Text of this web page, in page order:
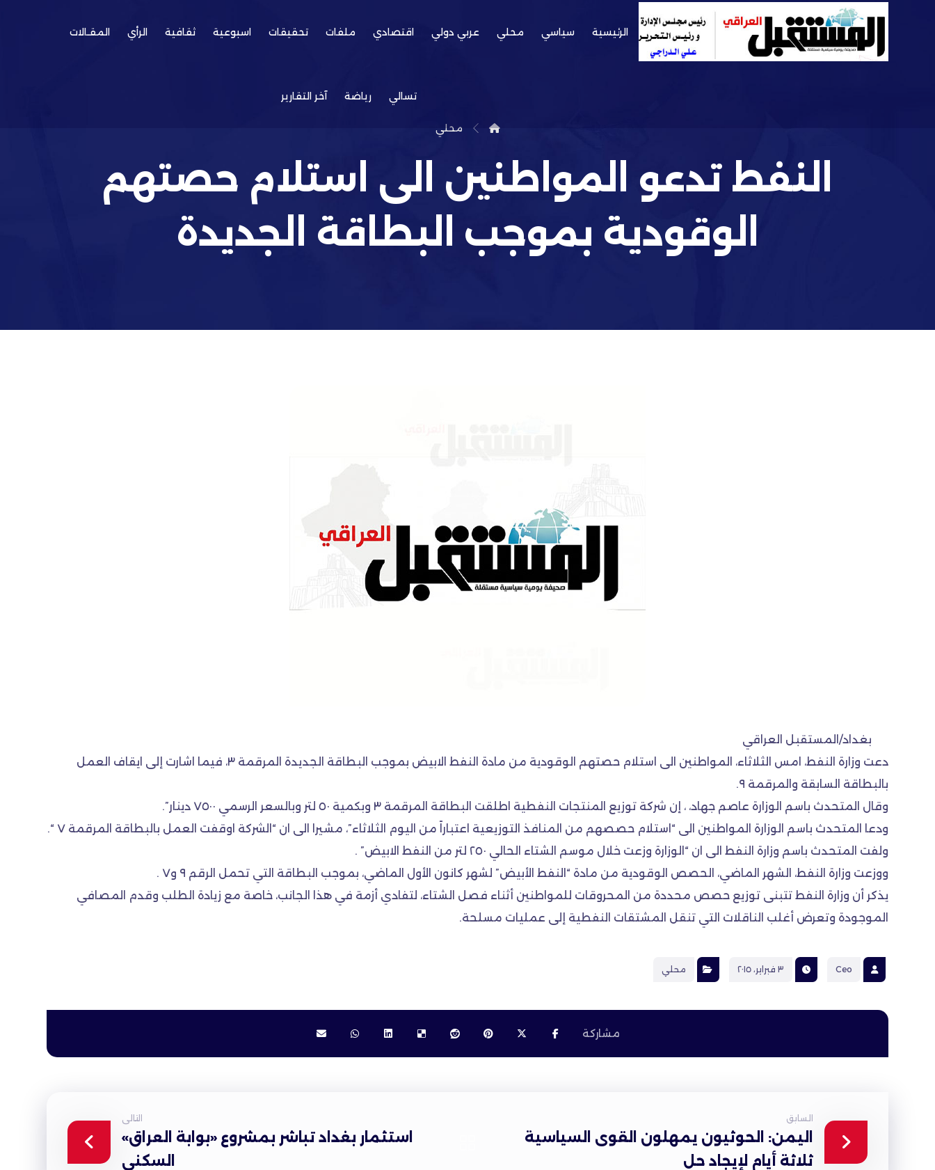
الرئيسية سياسي محلي عربي دولي اقتصادي ملفات تحقيقات اسبوعية ثقافية الرأي المقـالات
تسالي رياضة آخر التقارير
محلي
النفط تدعو المواطنين الى استلام حصتهم
الوقودية بموجب البطاقة الجديدة
بغداد/المستقبل العراقي
دعت وزارة النفط، امس الثلاثاء، المواطنين الى استلام حصتهم الوقودية من مادة النفط الابيض بموجب البطاقة الجديدة المرقمة ٣، فيما اشارت إلى ايقاف العمل
بالبطاقة السابقة والمرقمة ٩.
وقال المتحدث باسم الوزارة عاصم جهاد، ، إن شركة توزيع المنتجات النفطية اطلقت البطاقة المرقمة ٣ وبكمية ٥٠ لتر وبالسعر الرسمي ٧٥٠٠ دينار”.
ودعا المتحدث باسم الوزارة المواطنين الى “استلام حصصهم من المنافذ التوزيعية اعتباراً من اليوم الثلاثاء”، مشيرا الى ان “الشركة اوقفت العمل بالبطاقة المرقمة ٧ “.
ولفت المتحدث باسم وزارة النفط الى ان “الوزارة وزعت خلال موسم الشتاء الحالي ٢٥٠ لتر من النفط الابيض” .
ووزعت وزارة النفط، الشهر الماضي، الحصص الوقودية من مادة “النفط الأبيض” لشهر كانون الأول الماضي، بموجب البطاقة التي تحمل الرقم ٩ و٧ .
يذكر أن وزارة النفط تتبنى توزيع حصص محددة من المحروقات للمواطنين أثناء فصل الشتاء، لتفادي أزمة في هذا الجانب، خاصة مع زيادة الطلب وقدم المصافي
الموجودة وتعرض أغلب الناقلات التي تنقل المشتقات النفطية إلى عمليات مسلحة.
Ceo ٣ فبراير، ٢٠١٥ محلي
السابق
اليمن: الحوثيون يمهلون القوى السياسية
ثلاثة أيام لإيجاد حل
التالى
استثمار بغداد تباشر بمشروع «بوابة العراق»
السكني